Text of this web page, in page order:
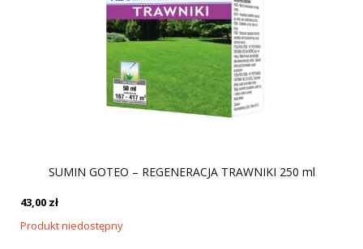
SUMIN GOTEO – REGENERACJA TRAWNIKI 250 ml
43,00 zł
Produkt niedostępny